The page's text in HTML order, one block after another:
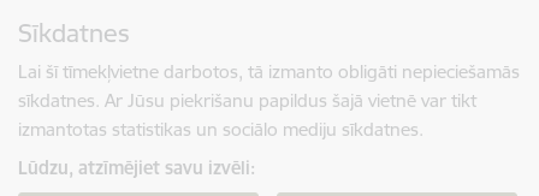
Sīkdatnes
Lai šī tīmekļvietne darbotos, tā izmanto obligāti nepieciešamās
sīkdatnes. Ar Jūsu piekrišanu papildus šajā vietnē var tikt
izmantotas statistikas un sociālo mediju sīkdatnes.
Lūdzu, atzīmējiet savu izvēli: